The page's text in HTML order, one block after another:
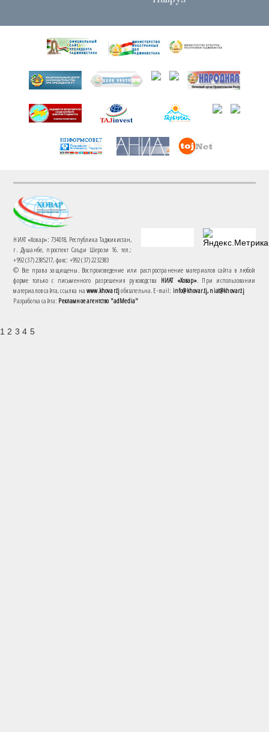
НИАТ «Ховар»: 734018, Республика Таджикистан,
г. Душанбе, проспект Саъди Шерози 16. тел.:
+992 (37) 2385217, факс: +992 (37) 2232383
© Все права защищены. Воспроизведение или распространение материалов сайта в любой
форме только с письменного разрешения руководства НИАТ «Ховар». При использовании
материалов сайта, ссылка наwww.khovar.tjобязательна. E-mail: info@khovar.tj, niat@khovar.tj
Разработка сайта: Рекламное агентство "adMedia"
1 2 3 4 5